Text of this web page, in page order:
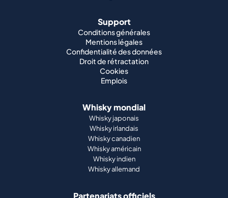
Support
Conditions générales
Mentions légales
Confidentialité des données
Droit de rétractation
Cookies
Emplois
Whisky mondial
Whisky japonais
Whisky irlandais
Whisky canadien
Whisky américain
Whisky indien
Whisky allemand
Partenariats officiels